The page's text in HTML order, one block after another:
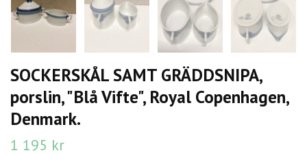
SOCKERSKÅL SAMT GRÄDDSNIPA,
porslin, "Blå Vifte", Royal Copenhagen,
Denmark.
1 195 kr